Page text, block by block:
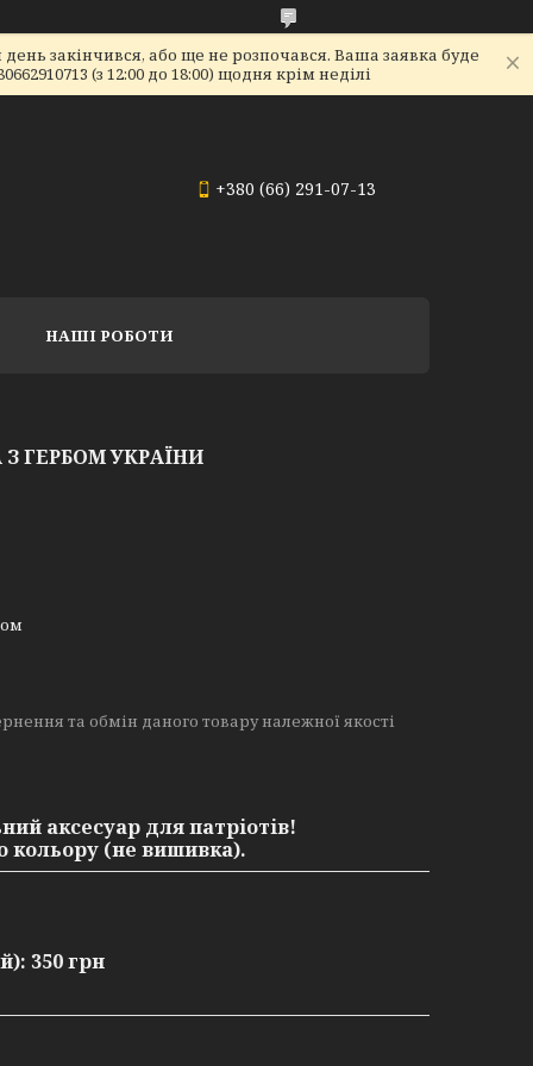
закінчився, або ще не розпочався. Ваша заявка буде
(з 12:00 до 18:00) щодня крім неділі
+380 (66) 291-07-13
НАШІ РОБОТИ
ГЕРБОМ УКРАЇНИ
та обмін даного товару належної якості
аксесуар для патріотів!
кольору (не вишивка).
350 грн